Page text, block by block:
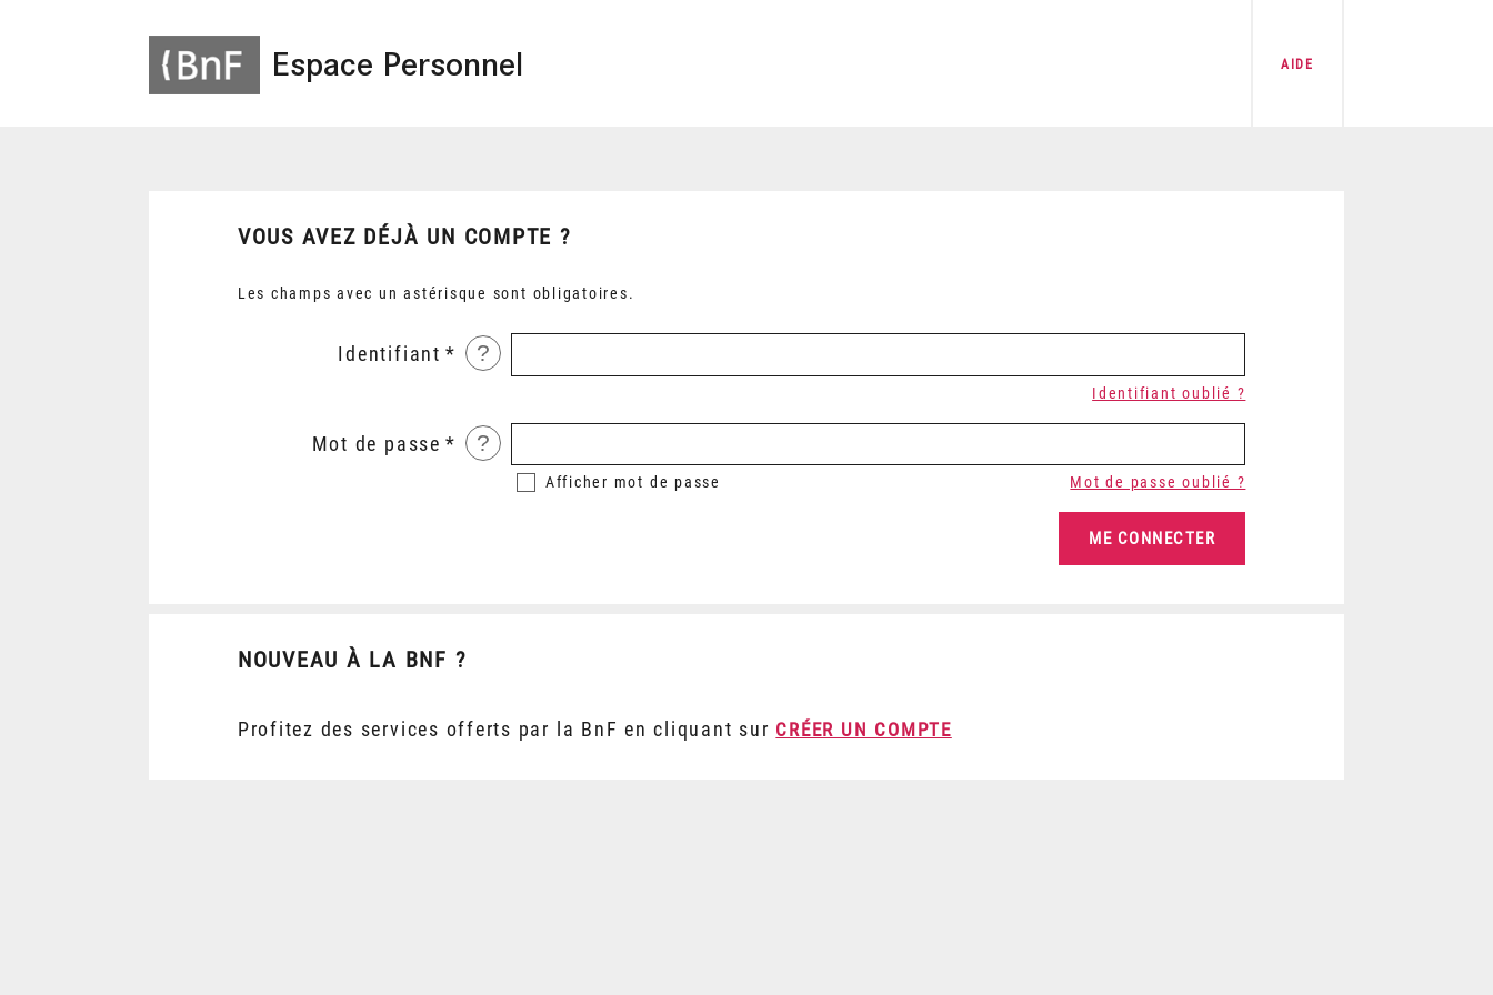
Espace Personnel AIDE
VOUS AVEZ DÉJÀ UN COMPTE ?
Les champs avec un astérisque sont obligatoires.
Identifiant ?
Identifiant oublié ?
Mot de passe ?
Afficher mot de passe Mot de passe oublié ?
NOUVEAU À LA BNF ?
Profitez des services offerts par la BnF en cliquant sur CRÉER UN COMPTE